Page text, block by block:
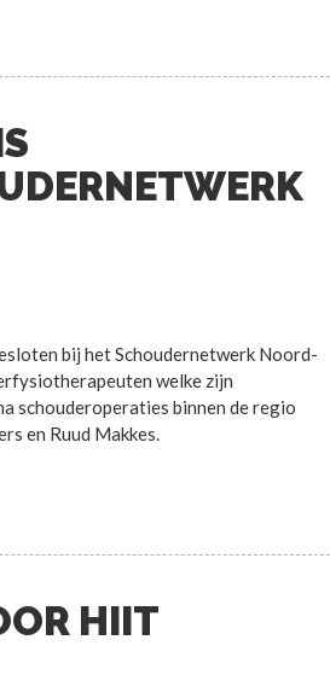
bij het Schoudernetwerk Noord-
welke zijn
schouderoperaties binnen de regio
en Ruud Makkes.
HIIT